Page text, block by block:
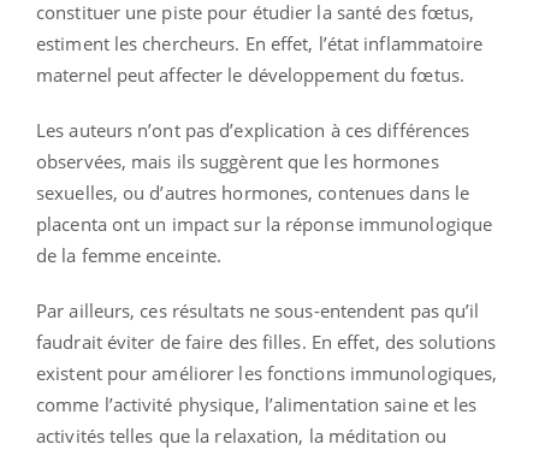
constituer une piste pour étudier la santé des fœtus,
estiment les chercheurs. En effet, l’état inflammatoire
maternel peut affecter le développement du fœtus.
Les auteurs n’ont pas d’explication à ces différences
observées, mais ils suggèrent que les hormones
sexuelles, ou d’autres hormones, contenues dans le
placenta ont un impact sur la réponse immunologique
de la femme enceinte.
Par ailleurs, ces résultats ne sous-entendent pas qu’il
faudrait éviter de faire des filles. En effet, des solutions
existent pour améliorer les fonctions immunologiques,
comme l’activité physique, l’alimentation saine et les
activités telles que la relaxation, la méditation ou